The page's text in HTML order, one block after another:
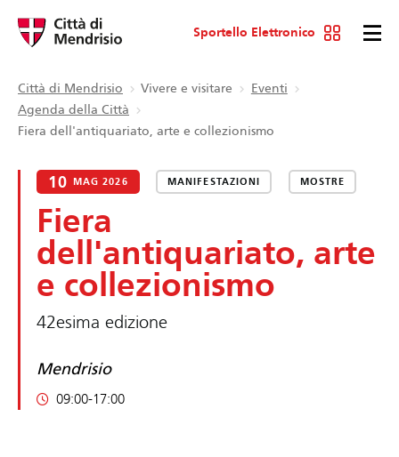
Sportello Elettronico
Città di Mendrisio Vivere e visitare
Eventi
Agenda della Città
Fiera dell'antiquariato, arte e collezionismo
10 MAG 2026 MANIFESTAZIONI MOSTRE
Fiera
dell'antiquariato, arte
e collezionismo
42esima edizione
Mendrisio
09:00-17:00